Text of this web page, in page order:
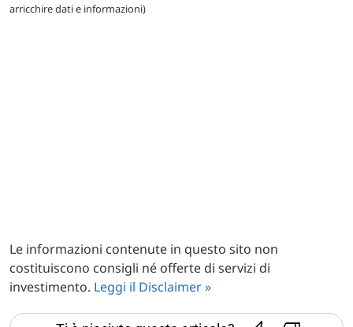
arricchire dati e informazioni)
Le informazioni contenute in questo sito non
costituiscono consigli né offerte di servizi di
investimento. Leggi il Disclaimer »